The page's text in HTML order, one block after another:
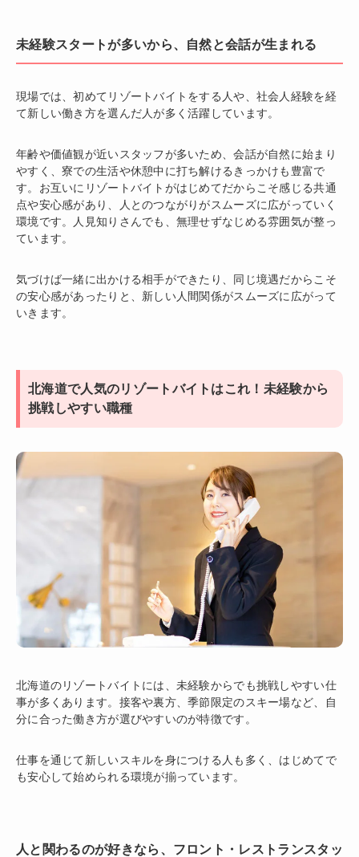
未経験スタートが多いから、自然と会話が生まれる
現場では、初めてリゾートバイトをする人や、社会人経験を経
て新しい働き方を選んだ人が多く活躍しています。
年齢や価値観が近いスタッフが多いため、会話が自然に始まり
やすく、寮での生活や休憩中に打ち解けるきっかけも豊富で
す。お互いにリゾートバイトがはじめてだからこそ感じる共通
点や安心感があり、人とのつながりがスムーズに広がっていく
環境です。人見知りさんでも、無理せずなじめる雰囲気が整っ
ています。
気づけば一緒に出かける相手ができたり、同じ境遇だからこそ
の安心感があったりと、新しい人間関係がスムーズに広がって
いきます。
北海道で人気のリゾートバイトはこれ！未経験から
挑戦しやすい職種
北海道のリゾートバイトには、未経験からでも挑戦しやすい仕
事が多くあります。接客や裏方、季節限定のスキー場など、自
分に合った働き方が選びやすいのが特徴です。
仕事を通じて新しいスキルを身につける人も多く、はじめてで
も安心して始められる環境が揃っています。
人と関わるのが好きなら、フロント・レストランスタッ